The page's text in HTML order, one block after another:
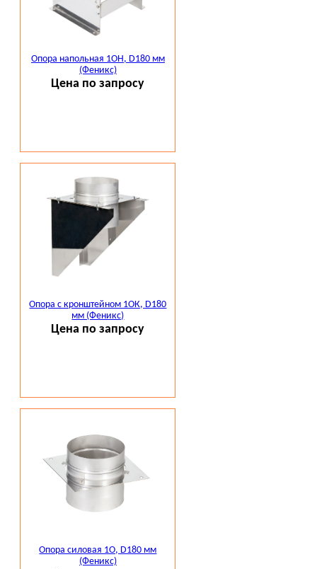
Опора напольная 1ОН, D180 мм
(Феникс)
Цена по запросу
Опора с кронштейном 1ОК, D180
мм (Феникс)
Цена по запросу
Опора силовая 1О, D180 мм
(Феникс)